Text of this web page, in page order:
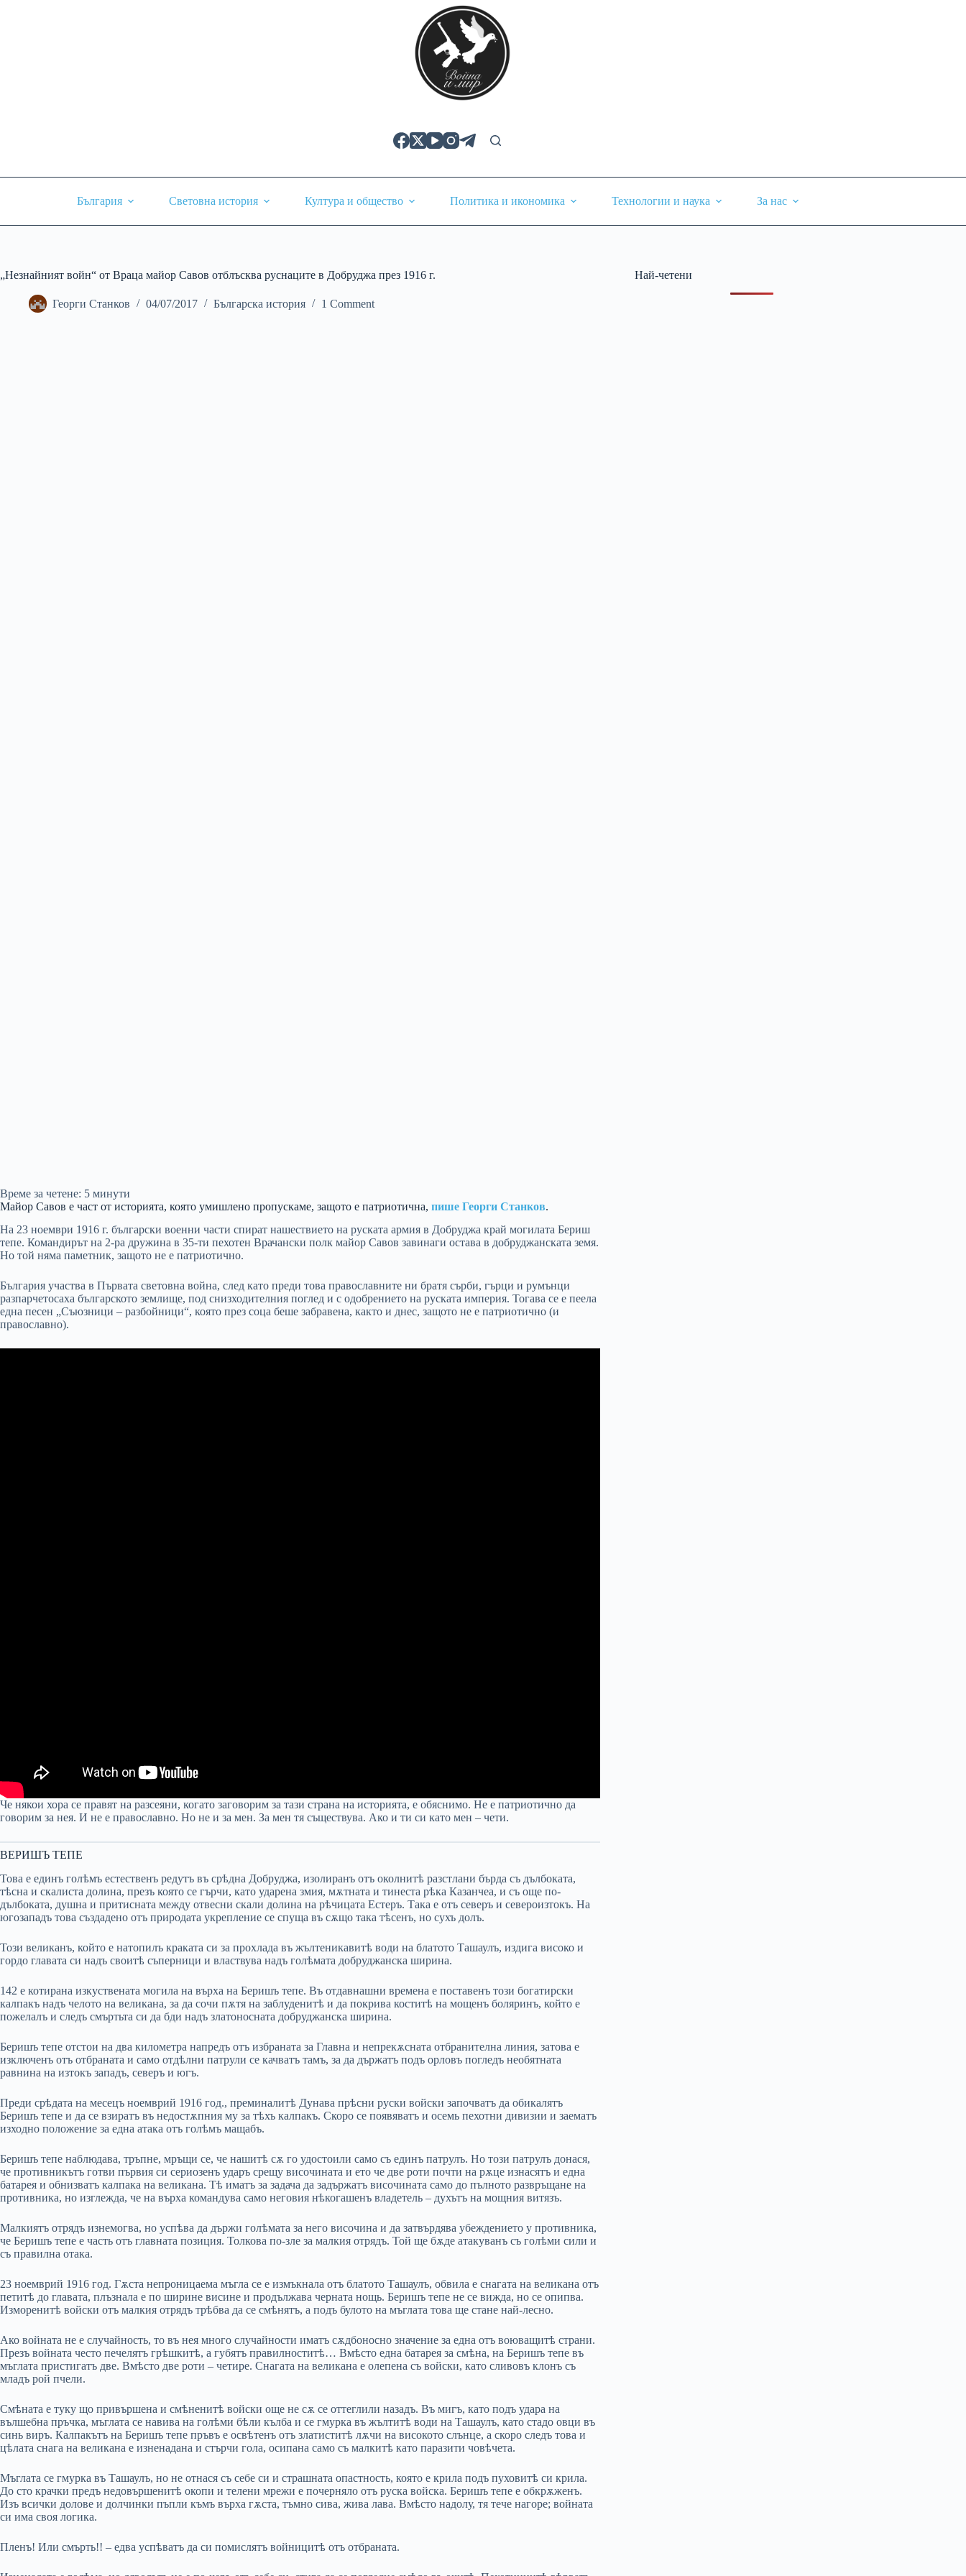
България Световна история Култура и общество Политика и икономика Технологии и наука За нас
„Незнайният войн“ от Враца майор Савов отблъсква руснаците в Добруджа през 1916 г.
Георги Станков 04/07/2017 Българска история 1 Comment
Време за четене: 5 минути
Майор Савов е част от историята, която умишлено пропускаме, защото е патриотична, пише Георги Станков.
На 23 ноември 1916 г. български военни части спират нашествието на руската армия в Добруджа край могилата Бериш
тепе. Командирът на 2-ра дружина в 35-ти пехотен Врачански полк майор Савов завинаги остава в добруджанската земя.
Но той няма паметник, защото не е патриотично.
България участва в Първата световна война, след като преди това православните ни братя сърби, гърци и румънци
разпарчетосаха българското землище, под снизходителния поглед и с одобрението на руската империя. Тогава се е пеела
една песен „Съюзници – разбойници“, която през соца беше забравена, както и днес, защото не е патриотично (и
православно).
Че някои хора се правят на разсеяни, когато заговорим за тази страна на историята, е обяснимо. Не е патриотично да
говорим за нея. И не е православно. Но не и за мен. За мен тя съществува. Ако и ти си като мен – чети.
ВЕРИШЪ ТЕПЕ
Това е единъ голѣмъ естественъ редутъ въ срѣдна Добруджа, изолиранъ отъ околнитѣ разстлани бърда съ дълбоката,
тѣсна и скалиста долина, презъ която се гърчи, като ударена змия, мѫтната и тинеста рѣка Казанчеа, и съ още по-
дълбоката, душна и притисната между отвесни скали долина на рѣчицата Естеръ. Така е отъ северъ и североизтокъ. На
югозападъ това създадено отъ природата укрепление се спуща въ сѫщо така тѣсенъ, но сухъ долъ.
Този великанъ, който е натопилъ краката си за прохлада въ жълтеникавитѣ води на блатото Ташаулъ, издига високо и
гордо главата си надъ своитѣ съперници и властвува надъ голѣмата добруджанска ширина.
142 е котирана изкуствената могила на върха на Беришъ тепе. Въ отдавнашни времена е поставенъ този богатирски
калпакъ надъ челото на великана, за да сочи пѫтя на заблуденитѣ и да покрива коститѣ на мощенъ боляринъ, който е
пожелалъ и следъ смъртьта си да бди надъ златоносната добруджанска ширина.
Беришъ тепе отстои на два километра напредъ отъ избраната за Главна и непрекѫсната отбранителна линия, затова е
изключенъ отъ отбраната и само отдѣлни патрули се качватъ тамъ, за да държатъ подъ орловъ погледъ необятната
равнина на изтокъ западъ, северъ и югъ.
Преди срѣдата на месецъ ноемврий 1916 год., преминалитѣ Дунава прѣсни руски войски започватъ да обикалятъ
Беришъ тепе и да се взиратъ въ недостѫпния му за тѣхъ калпакъ. Скоро се появяватъ и осемь пехотни дивизии и заематъ
изходно положение за една атака отъ голѣмъ мащабъ.
Беришъ тепе наблюдава, тръпне, мръщи се, че нашитѣ сѫ го удостоили само съ единъ патрулъ. Но този патрулъ донася,
че противникътъ готви първия си сериозенъ ударъ срещу височината и ето че две роти почти на рѫце изнасятъ и една
батарея и обнизватъ калпака на великана. Тѣ иматъ за задача да задържатъ височината само до пълното развръщане на
противника, но изглежда, че на върха командува само неговия нѣкогашенъ владетель – духътъ на мощния витязъ.
Малкиятъ отрядъ изнемогва, но успѣва да държи голѣмата за него височина и да затвърдява убеждението у противника,
че Беришъ тепе е часть отъ главната позиция. Толкова по-зле за малкия отрядъ. Той ще бѫде атакуванъ съ голѣми сили и
съ правилна отака.
23 ноемврий 1916 год. Гѫста непроницаема мъгла се е измъкнала отъ блатото Ташаулъ, обвила е снагата на великана отъ
петитѣ до главата, плъзнала е по ширине висине и продължава черната нощь. Беришъ тепе не се вижда, но се опипва.
Изморенитѣ войски отъ малкия отрядъ трѣбва да се смѣнятъ, а подъ булото на мъглата това ще стане най-лесно.
Ако войната не е случайность, то въ нея много случайности иматъ сѫдбоносно значение за една отъ воюващитѣ страни.
Презъ войната често печелятъ грѣшкитѣ, а губятъ правилноститѣ… Bмѣсто една батарея за смѣна, на Беришъ тепе въ
мъглата пристигатъ две. Вмѣсто две роти – четире. Снагата на великана е олепена съ войски, като сливовъ клонъ съ
младъ рой пчели.
Смѣната е туку що привършена и смѣненитѣ войски още не сѫ се оттеглили назадъ. Въ мигъ, като подъ удара на
вълшебна пръчка, мъглата се навива на голѣми бѣли кълба и се гмурка въ жълтитѣ води на Ташаулъ, като стадо овци въ
синь виръ. Калпакътъ на Беришъ тепе пръвъ е освѣтенъ отъ златиститѣ лѫчи на високото слънце, а скоро следъ това и
цѣлата снага на великана е изненадана и стърчи гола, осипана само съ малкитѣ като паразити човѣчета.
Мъглата се гмурка въ Ташаулъ, но не отнася съ себе си и страшната опастность, която е крила подъ пуховитѣ си крила.
До сто крачки предъ недовършенитѣ окопи и телени мрежи е почерняло отъ руска войска. Беришъ тепе е обкрѫженъ.
Изъ всички долове и долчинки пъпли къмъ върха гѫста, тъмно сива, жива лава. Вмѣсто надолу, тя тече нагоре; войната
си има своя логика.
Пленъ! Или смърть!! – едва успѣватъ да си помислятъ войницитѣ отъ отбраната.
Най-четени